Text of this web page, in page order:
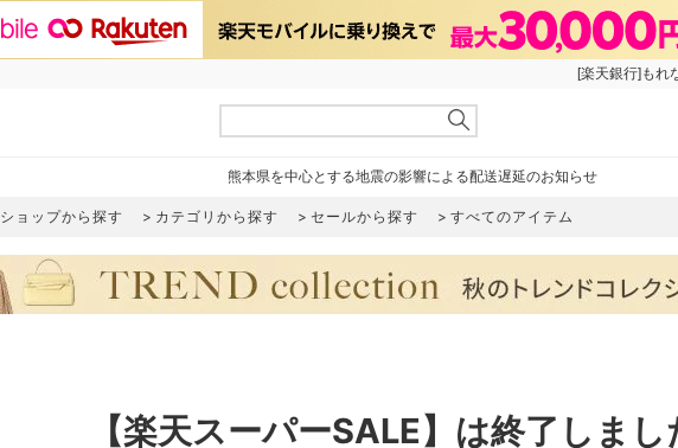
[楽天銀行]もれ
熊本県を中心とする地震の影響による配送遅延のお知らせ
ショップから探す カテゴリから探す セールから探す すべてのアイテム
【楽天スーパーSALE】は終了しまし